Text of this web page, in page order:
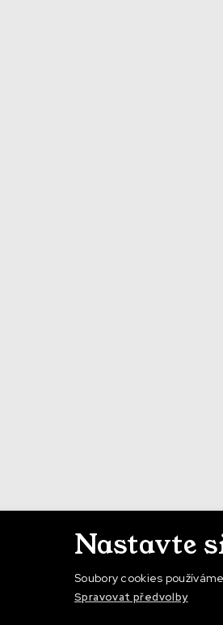
Nastavte
Soubory cookies
Spravovat předvolby